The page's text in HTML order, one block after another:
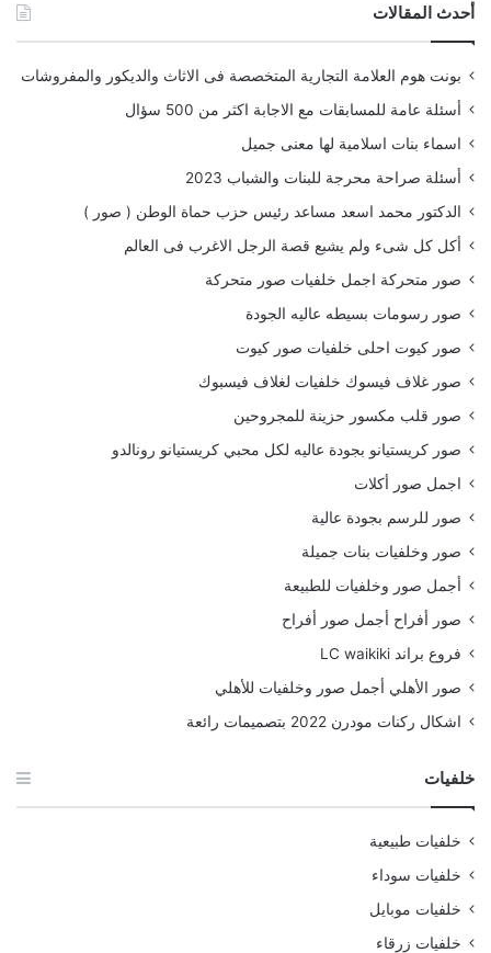
أحدث المقالات
بونت هوم العلامة التجارية المتخصصة فى الاثاث والديكور والمفروشات
أسئلة عامة للمسابقات مع الاجابة اكثر من 500 سؤال
اسماء بنات اسلامية لها معنى جميل
أسئلة صراحة محرجة للبنات والشباب 2023
الدكتور محمد اسعد مساعد رئيس حزب حماة الوطن ( صور )
أكل كل شىء ولم يشبع قصة الرجل الاغرب فى العالم
صور متحركة اجمل خلفيات صور متحركة
صور رسومات بسيطه عاليه الجودة
صور كيوت احلى خلفيات صور كيوت
صور غلاف فيسوك خلفيات لغلاف فيسبوك
صور قلب مكسور حزينة للمجروحين
صور كريستيانو بجودة عاليه لكل محبي كريستيانو رونالدو
اجمل صور أكلات
صور للرسم بجودة عالية
صور وخلفيات بنات جميلة
أجمل صور وخلفيات للطبيعة
صور أفراح أجمل صور أفراح
فروع براند LC waikiki
صور الأهلي أجمل صور وخلفيات للأهلي
اشكال ركنات مودرن 2022 بتصميمات رائعة
خلفيات
خلفيات طبيعية
خلفيات سوداء
خلفيات موبايل
خلفيات زرقاء